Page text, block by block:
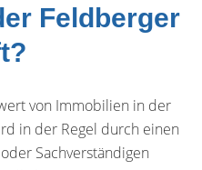
Feldberger
von Immobilien in der
in der Regel durch einen
Sachverständigen